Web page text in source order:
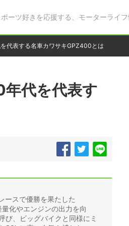
ーツ好きを応援する、モーターライフ
代表する名車カワサキGPZ400とは
代を代表す
ースで優勝を果たした
化やエンジンの出力を向
び、ビッグバイクと同様にミ